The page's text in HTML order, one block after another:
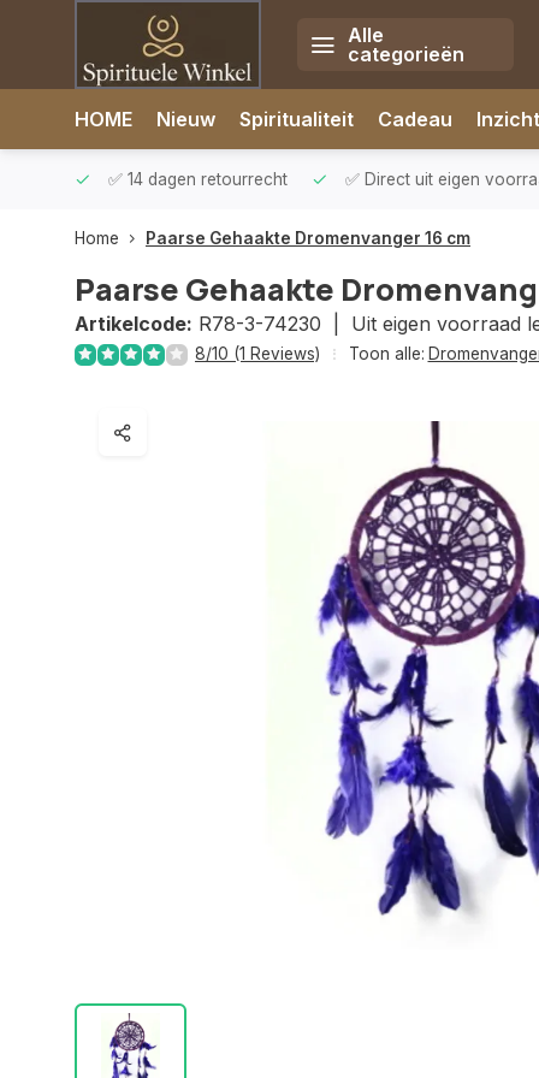
Alle
categorieën
HOME Nieuw Spiritualiteit Cadeau
✅ 14 dagen retourrecht ✅ Direct uit eigen
Home Paarse Gehaakte Dromenvanger 16 cm
Paarse Gehaakte
Artikelcode: R78-3-74230 | Uit eigen voorraad
8/10 (1 Reviews) Toon alle: